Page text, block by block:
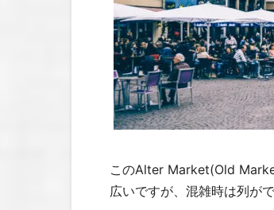
このAlter Market(Old
広いですが、混雑時は列が